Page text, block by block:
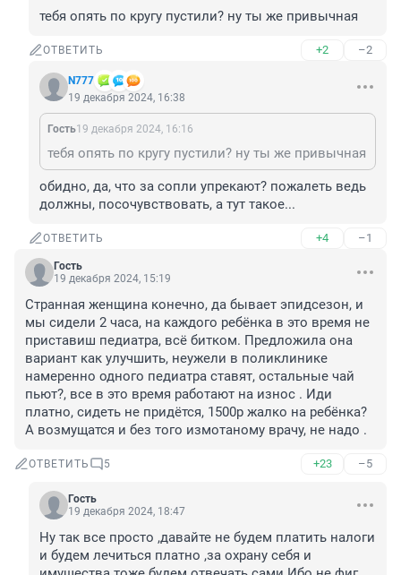
тебя опять по кругу пустили? ну ты же привычная
ОТВЕТИТЬ +2 –2
N777
19 декабря 2024, 16:38
Гость19 декабря 2024, 16:16
тебя опять по кругу пустили? ну ты же привычная
обидно, да, что за сопли упрекают? пожалеть ведь
должны, посочувствовать, а тут такое...
ОТВЕТИТЬ +4 –1
Гость
19 декабря 2024, 15:19
Странная женщина конечно, да бывает эпидсезон, и
мы сидели 2 часа, на каждого ребёнка в это время не
приставиш педиатра, всё битком. Предложила она
вариант как улучшить, неужели в поликлинике
намеренно одного педиатра ставят, остальные чай
пьют?, все в это время работают на износ . Иди
платно, сидеть не придётся, 1500р жалко на ребёнка?
А возмущатся и без того измотаному врачу, не надо .
ОТВЕТИТЬ 5 +23 –5
Гость
19 декабря 2024, 18:47
Ну так все просто ,давайте не будем платить налоги
и будем лечиться платно ,за охрану себя и